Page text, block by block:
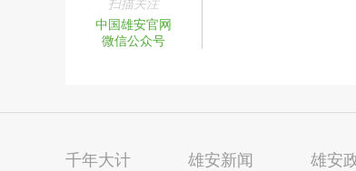
扫描关注
中国雄安官网
微信公众号
千年大计 雄安新闻 雄安